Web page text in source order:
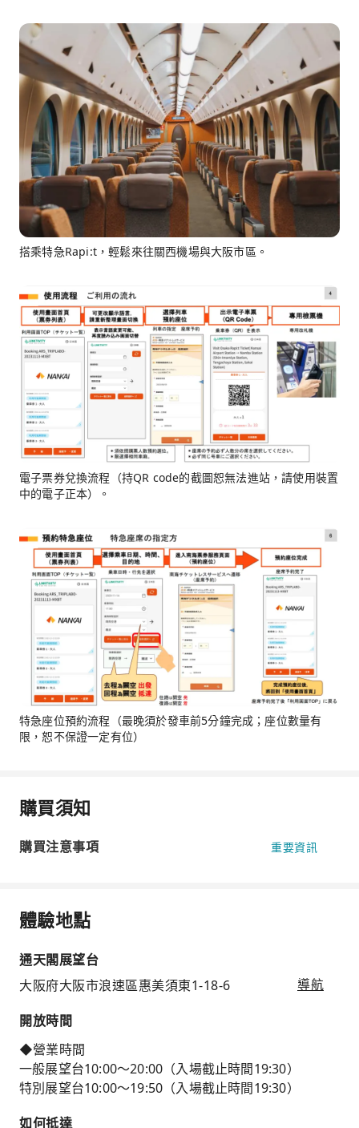
搭乘特急Rapi:t，輕鬆來往關西機場與大阪市區。
電子票券兌換流程（持QR code的截圖恕無法進站，請使用裝置
中的電子正本）。
特急座位預約流程（最晚須於發車前5分鐘完成；座位數量有
限，恕不保證一定有位）
購買須知
購買注意事項 重要資訊
體驗地點
通天閣展望台
大阪府大阪市浪速區惠美須東1-18-6
導航
開放時間
◆營業時間
一般展望台10:00～20:00（入場截止時間19:30）
特別展望台10:00～19:50（入場截止時間19:30）
如何抵達